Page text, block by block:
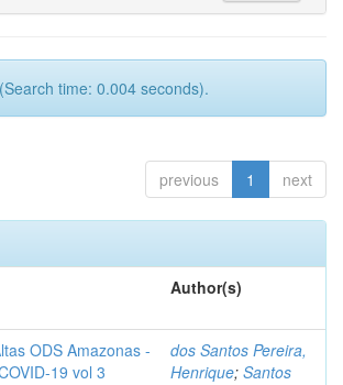
time: 0.004 seconds).
previous 1 next
Author(s)
ODS Amazonas -
19 vol 3
dos Santos Pereira,
Henrique; Santos